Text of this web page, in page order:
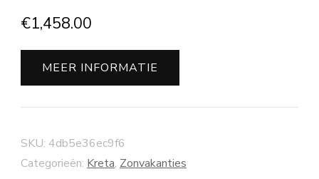
€1,458.00
MEER INFORMATIE
SKU: 4db5e36ec9f6
Categorieën: Kreta, Zonvakanties